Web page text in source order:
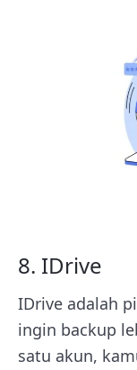
8. IDrive
IDrive adalah
ingin backup
satu akun,